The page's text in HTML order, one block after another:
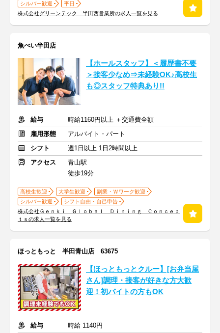
シルバー歓迎
平日
株式会社グリーンテック 半田西営業所の求人一覧を見る
魚べい半田店
【ホールスタッフ】＜履歴書不要
＞接客少なめ⇒未経験OK♪高校生
も◎スタッフ特典あり!!
給与
時給1160円以上 ＋交通費全額
雇用形態
アルバイト・パート
シフト
週1日以上 1日2時間以上
アクセス
青山駅
徒歩19分
高校生歓迎 大学生歓迎
副業・Ｗワーク歓迎
シルバー歓迎
シフト自由・自己申告
株式会社Ｇｅｎｋｉ Ｇｌｏｂａｌ Ｄｉｎｉｎｇ Ｃｏｎｃｅｐ
ｔｓの求人一覧を見る
ほっともっと 半田青山店 63675
【ほっともっとクルー】[お弁当屋
さん]調理・接客が好きな方大歓
迎！初バイトの方もOK
給与
時給 1140円